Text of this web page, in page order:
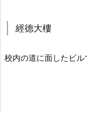
經德大樓
校内の道に面したビル